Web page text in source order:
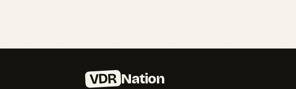
VDR Nation